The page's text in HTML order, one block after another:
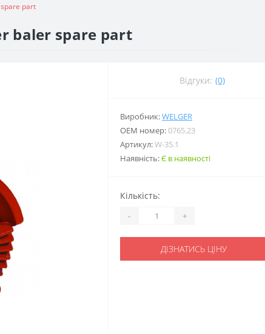
part
baler spare part
Відгуки: (0)
Виробник:WELGER
ОЕМ номер:0765.23
Артикул:W-35.1
Наявність:Є в наявності
Кількість:
- +
ДІЗНАТИСЬ ЦІНУ